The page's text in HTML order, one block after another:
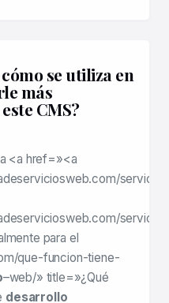
se utiliza en
más
CMS?
<a href=»<a
para el
que-funcion-tiene-
–web/» title=»¿Qué
desarrollo